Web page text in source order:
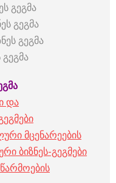
გეგმა
გეგმა
გეგმა
გეგმა
და
მცენარეების
ბიზნეს-გეგმები